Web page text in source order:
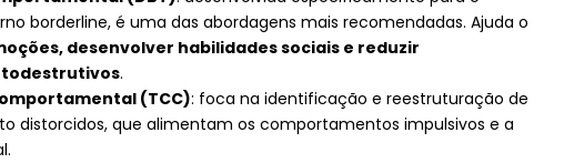
borderline, é uma das abordagens mais recomendadas. Ajuda o
desenvolver habilidades sociais e reduzir
.
(TCC): foca na identificação e reestruturação de
distorcidos, que alimentam os comportamentos impulsivos e a